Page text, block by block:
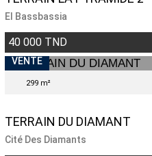
El Bassbassia
40 000 TND
VENTE
299 m²
TERRAIN DU DIAMANT
Cité Des Diamants